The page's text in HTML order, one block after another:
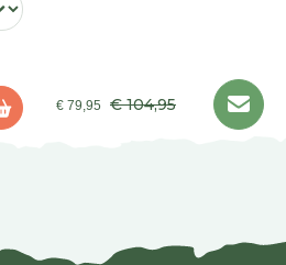
€ 79,95 € 104,95